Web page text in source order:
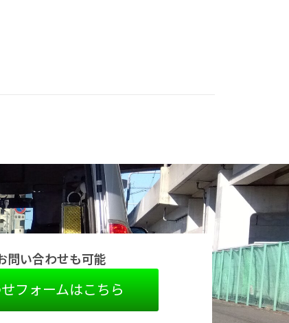
問い合わせも可能
フォームはこちら